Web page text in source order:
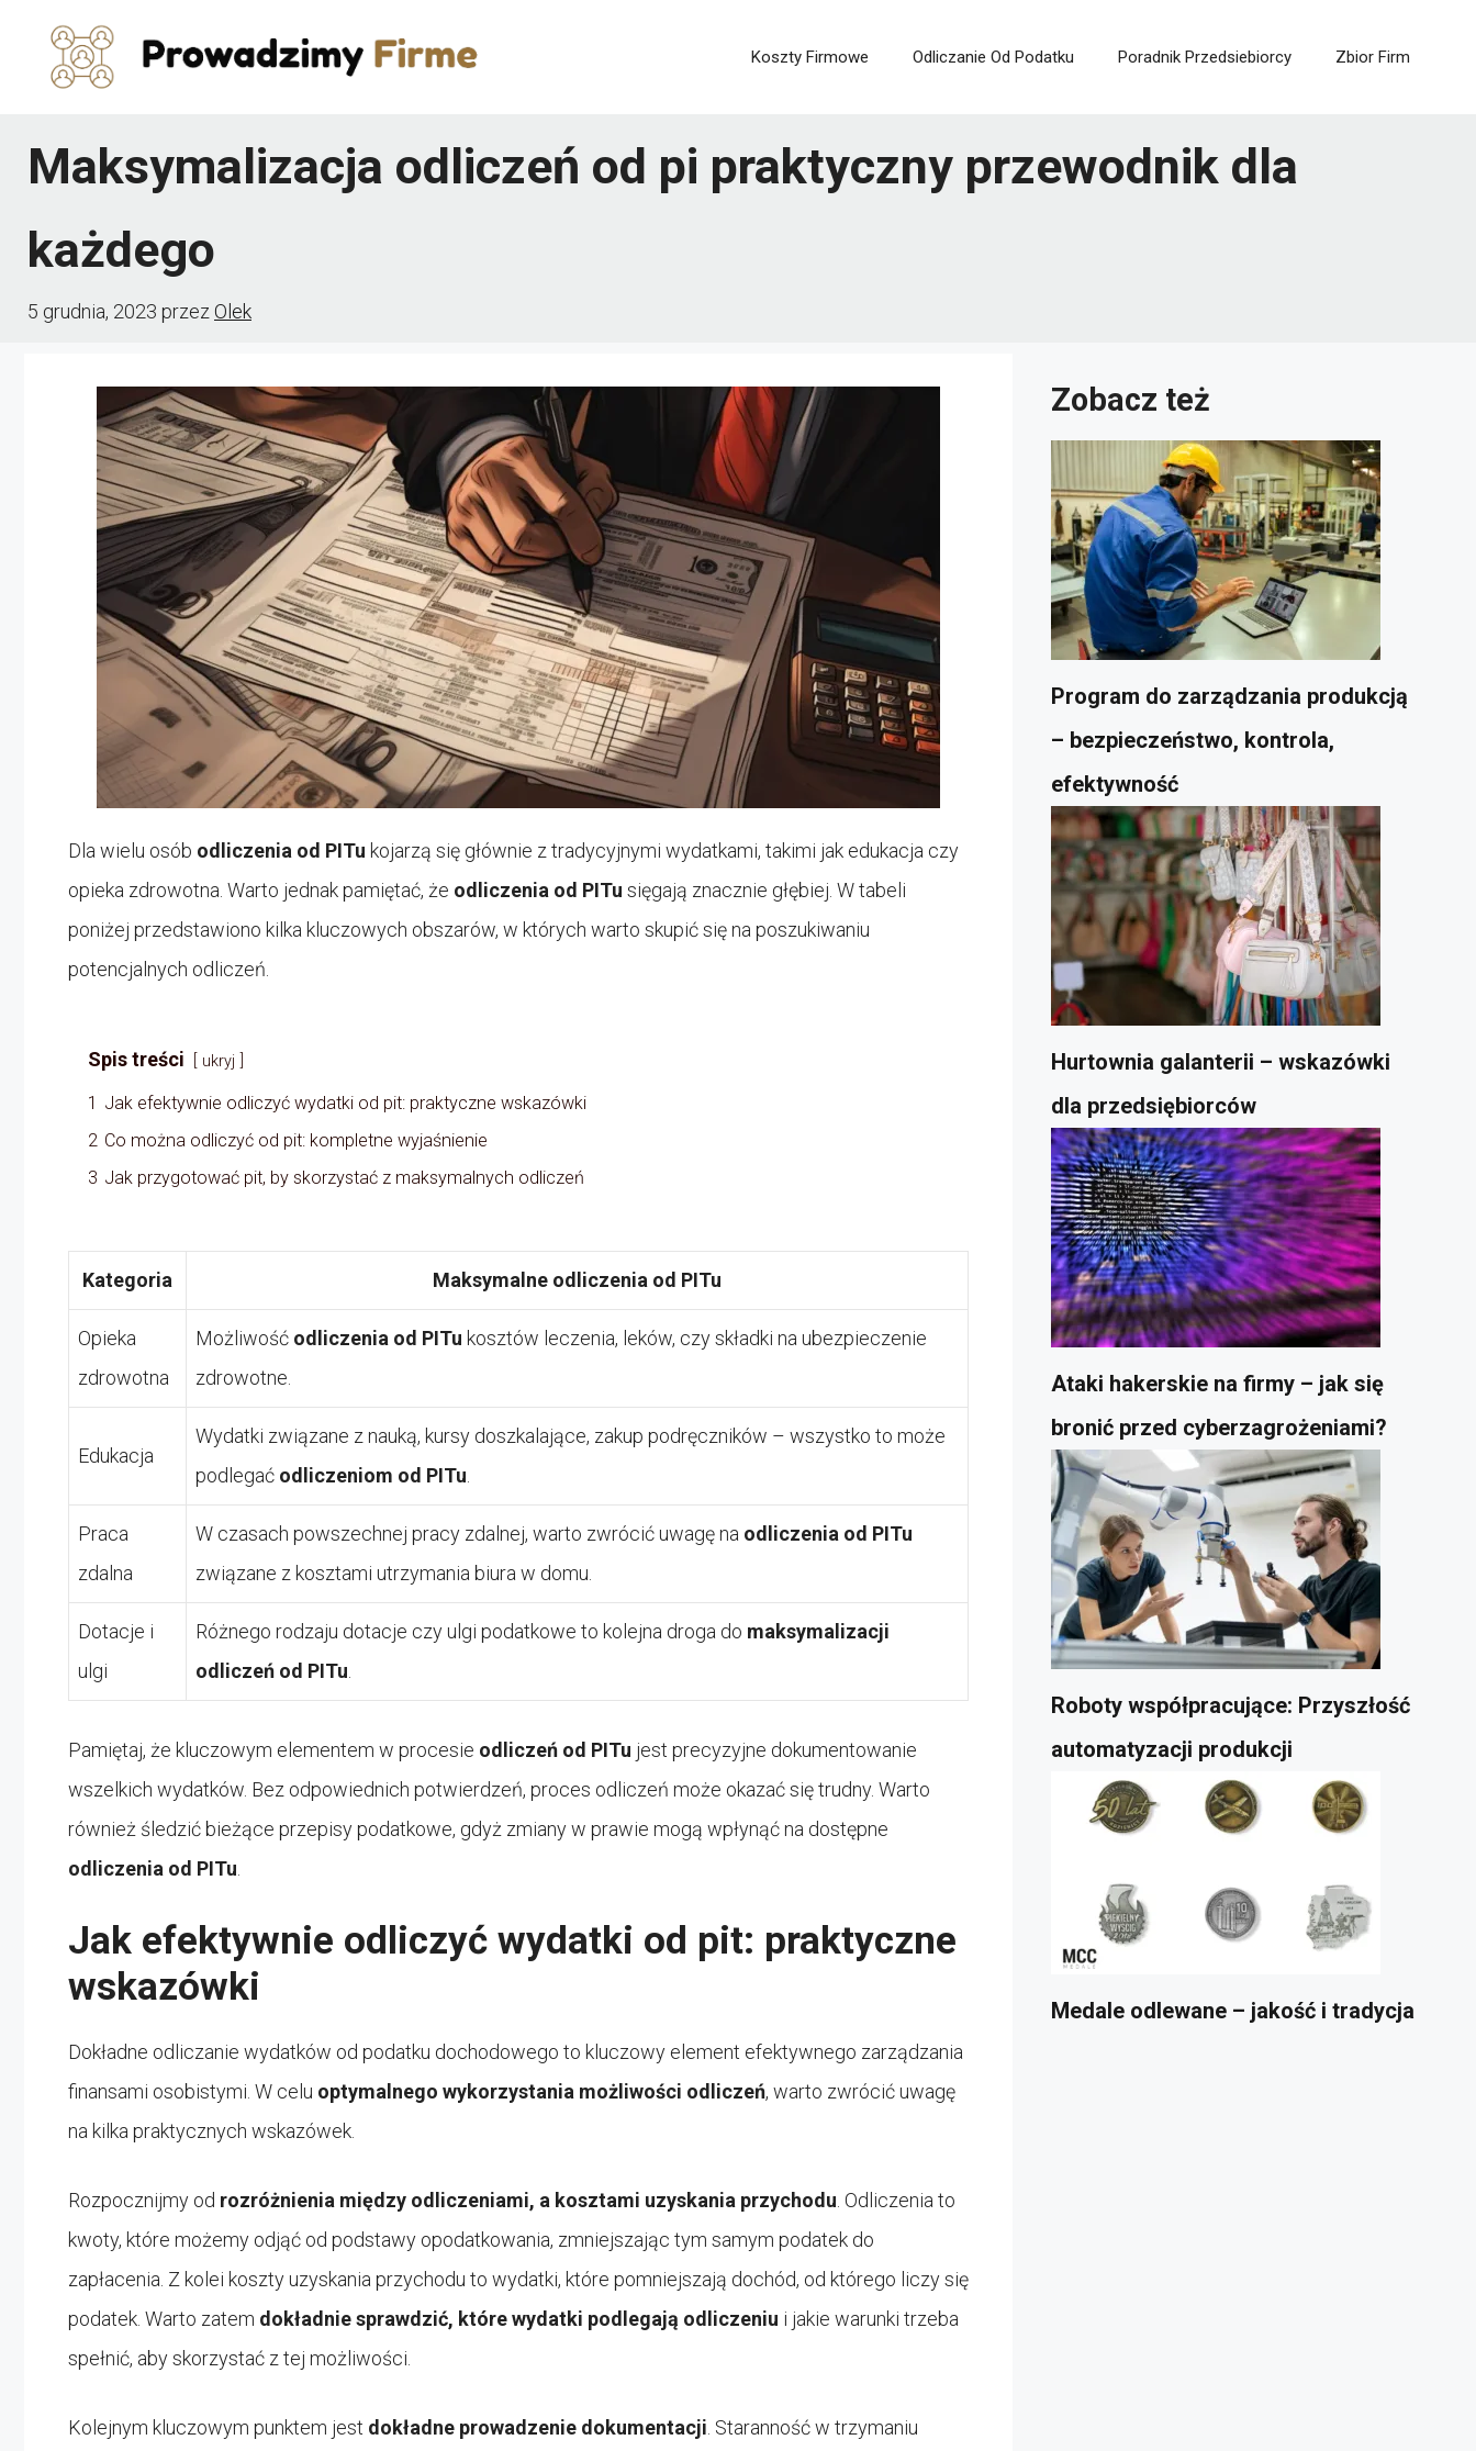
Koszty Firmowe Odliczanie Od Podatku Poradnik Przedsiebiorcy Zbior Firm
Maksymalizacja odliczeń od pi praktyczny przewodnik dla
każdego
5 grudnia, 2023 przez Olek
Dla wielu osób odliczenia od PITu kojarzą się głównie z tradycyjnymi wydatkami, takimi jak edukacja czy
opieka zdrowotna. Warto jednak pamiętać, że odliczenia od PITu sięgają znacznie głębiej. W tabeli
poniżej przedstawiono kilka kluczowych obszarów, w których warto skupić się na poszukiwaniu
potencjalnych odliczeń.
Spis treści ukryj
1 Jak efektywnie odliczyć wydatki od pit: praktyczne wskazówki
2 Co można odliczyć od pit: kompletne wyjaśnienie
3 Jak przygotować pit, by skorzystać z maksymalnych odliczeń
Kategoria Maksymalne odliczenia od PITu
Opieka
zdrowotna
Możliwość odliczenia od PITu kosztów leczenia, leków, czy składki na ubezpieczenie
zdrowotne.
Edukacja
Wydatki związane z nauką, kursy doszkalające, zakup podręczników – wszystko to może
podlegać odliczeniom od PITu.
Praca
zdalna
W czasach powszechnej pracy zdalnej, warto zwrócić uwagę na odliczenia od PITu
związane z kosztami utrzymania biura w domu.
Dotacje i
ulgi
Różnego rodzaju dotacje czy ulgi podatkowe to kolejna droga do maksymalizacji
odliczeń od PITu.
Pamiętaj, że kluczowym elementem w procesie odliczeń od PITu jest precyzyjne dokumentowanie
wszelkich wydatków. Bez odpowiednich potwierdzeń, proces odliczeń może okazać się trudny. Warto
również śledzić bieżące przepisy podatkowe, gdyż zmiany w prawie mogą wpłynąć na dostępne
odliczenia od PITu.
Jak efektywnie odliczyć wydatki od pit: praktyczne
wskazówki
Dokładne odliczanie wydatków od podatku dochodowego to kluczowy element efektywnego zarządzania
finansami osobistymi. W celu optymalnego wykorzystania możliwości odliczeń, warto zwrócić uwagę
na kilka praktycznych wskazówek.
Rozpocznijmy od rozróżnienia między odliczeniami, a kosztami uzyskania przychodu. Odliczenia to
kwoty, które możemy odjąć od podstawy opodatkowania, zmniejszając tym samym podatek do
zapłacenia. Z kolei koszty uzyskania przychodu to wydatki, które pomniejszają dochód, od którego liczy się
podatek. Warto zatem dokładnie sprawdzić, które wydatki podlegają odliczeniu i jakie warunki trzeba
spełnić, aby skorzystać z tej możliwości.
Kolejnym kluczowym punktem jest dokładne prowadzenie dokumentacji. Staranność w trzymaniu
Zobacz też
Program do zarządzania produkcją
– bezpieczeństwo, kontrola,
efektywność
Hurtownia galanterii – wskazówki
dla przedsiębiorców
Ataki hakerskie na firmy – jak się
bronić przed cyberzagrożeniami?
Roboty współpracujące: Przyszłość
automatyzacji produkcji
Medale odlewane – jakość i tradycja